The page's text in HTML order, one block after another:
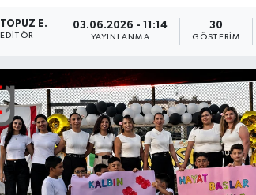
TOPUZ E.
EDITÖR
03.06.2026 - 11:14
YAYINLANMA
30
GÖSTERIM